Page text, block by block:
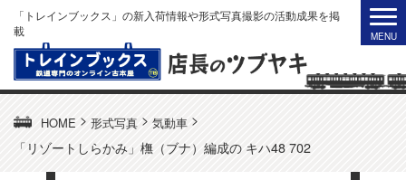
「トレインブックス」の新入荷情報や形式写真撮影の活動成果を掲
載
HOME > 形式写真 > 気動車 >
「リゾートしらかみ」橅（ブナ）編成の キハ48 702